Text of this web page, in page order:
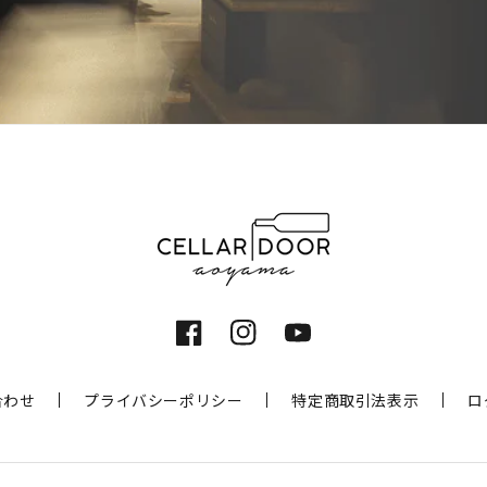
FacebookInstagramYouTube
せ プライバシーポリシー 特定商取引法表示